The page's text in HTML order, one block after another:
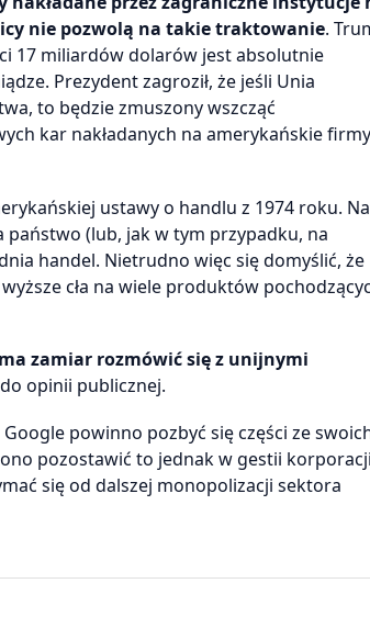
nie pozwolą na takie traktowanie.
17 miliardów dolarów jest absolutnie
Prezydent zagroził, że jeśli Unia
to będzie zmuszony wszcząć
kar nakładanych na amerykańskie firmy
ustawy o handlu z 1974 roku.
państwo (lub, jak w tym przypadku, na
handel. Nietrudno więc się domyślić, że
cła na wiele produktów
zamiar rozmówić się z unijnymi
opinii publicznej.
powinno pozbyć się części ze
pozostawić to jednak w gestii
się od dalszej monopolizacji sektora